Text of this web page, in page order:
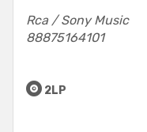
Rca / Sony Music
88875164101
2LP